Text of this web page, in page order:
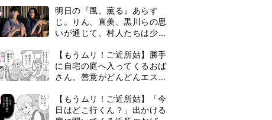
【第3話】
明日の『風、薫る』あらす
じ。りん、直美、黒川らの思
いが通じて、村人たちは少し
バレあり＞
【もうムリ！ご近所姑】勝手
に自宅の庭へ入ってくるおば
さん。善意がどんどんエスカ
【もうムリ！ご近所姑】「今
日はどこ行くん？」出かける